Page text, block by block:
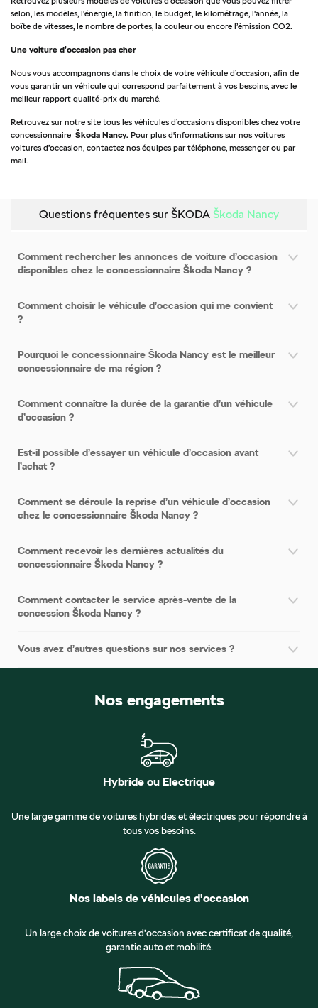
selon, les modèles, l'énergie, la finition, le budget, le kilométrage, l'année, la
boîte de vitesses, le nombre de portes, la couleur ou encore l’émission CO2.
Une voiture d’occasion pas cher
Nous vous accompagnons dans le choix de votre véhicule d’occasion, afin de
vous garantir un véhicule qui correspond parfaitement à vos besoins, avec le
meilleur rapport qualité-prix du marché.
Retrouvez sur notre site tous les véhicules d’occasions disponibles chez votre
concessionnaire Škoda Nancy. Pour plus d'informations sur nos voitures
voitures d’occasion, contactez nos équipes par téléphone, messenger ou par
mail.
Questions fréquentes sur ŠKODA Škoda Nancy
Comment rechercher les annonces de voiture d’occasion
disponibles chez le concessionnaire Škoda Nancy ?
Comment choisir le véhicule d’occasion qui me convient
?
Pourquoi le concessionnaire Škoda Nancy est le meilleur
concessionnaire de ma région ?
Comment connaître la durée de la garantie d’un véhicule
d’occasion ?
Est-il possible d’essayer un véhicule d’occasion avant
l’achat ?
Comment se déroule la reprise d’un véhicule d’occasion
chez le concessionnaire Škoda Nancy ?
Comment recevoir les dernières actualités du
concessionnaire Škoda Nancy ?
Comment contacter le service après-vente de la
concession Škoda Nancy ?
Vous avez d’autres questions sur nos services ?
Nos engagements
Hybride ou Electrique
Une large gamme de voitures hybrides et électriques pour répondre à
tous vos besoins.
Nos labels de véhicules d'occasion
Un large choix de voitures d’occasion avec certificat de qualité,
garantie auto et mobilité.